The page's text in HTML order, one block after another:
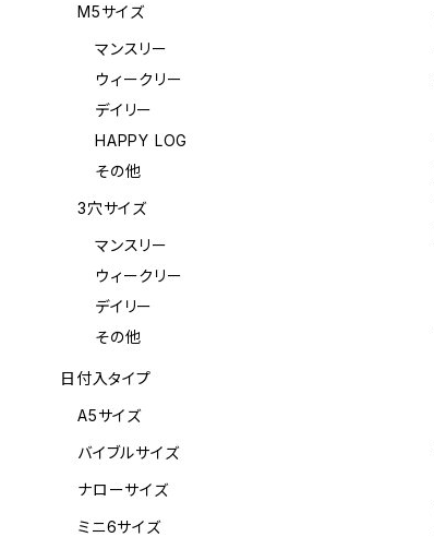
M5サイズ
マンスリー
ウィークリー
デイリー
HAPPY LOG
その他
3穴サイズ
マンスリー
ウィークリー
デイリー
その他
日付入タイプ
A5サイズ
バイブルサイズ
ナローサイズ
ミニ6サイズ